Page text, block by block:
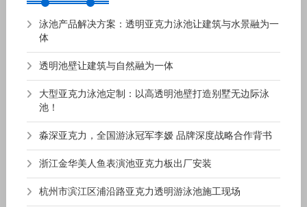
泳池产品解决方案：透明亚克力泳池让建筑与水景融为一
体
透明池壁让建筑与自然融为一体
大型亚克力泳池定制：以高透明池壁打造别墅无边际泳
池！
淼深亚克力，全国游泳冠军李嫒 品牌深度战略合作背书
浙江金华美人鱼表演池亚克力板出厂安装
杭州市滨江区浦沿路亚克力透明游泳池施工现场